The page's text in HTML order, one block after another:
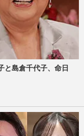
と島倉千代子、命日